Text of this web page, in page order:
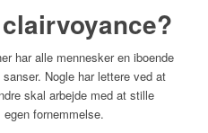
har alle mennesker en iboende
Nogle har lettere ved at
skal arbejde med at stille
fornemmelse.